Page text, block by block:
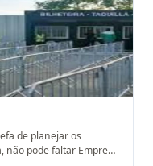
de planejar os